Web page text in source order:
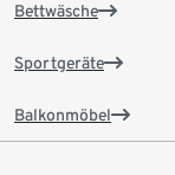
Bettwäsche
Sportgeräte
Balkonmöbel